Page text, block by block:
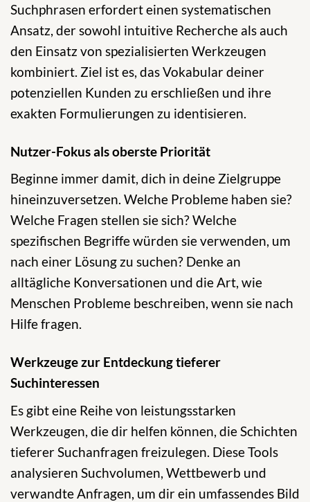
Suchphrasen erfordert einen systematischen
Ansatz, der sowohl intuitive Recherche als auch
den Einsatz von spezialisierten Werkzeugen
kombiniert. Ziel ist es, das Vokabular deiner
potenziellen Kunden zu erschließen und ihre
exakten Formulierungen zu identisieren.
Nutzer-Fokus als oberste Priorität
Beginne immer damit, dich in deine Zielgruppe
hineinzuversetzen. Welche Probleme haben sie?
Welche Fragen stellen sie sich? Welche
spezifischen Begriffe würden sie verwenden, um
nach einer Lösung zu suchen? Denke an
alltägliche Konversationen und die Art, wie
Menschen Probleme beschreiben, wenn sie nach
Hilfe fragen.
Werkzeuge zur Entdeckung tieferer
Suchinteressen
Es gibt eine Reihe von leistungsstarken
Werkzeugen, die dir helfen können, die Schichten
tieferer Suchanfragen freizulegen. Diese Tools
analysieren Suchvolumen, Wettbewerb und
verwandte Anfragen, um dir ein umfassendes Bild